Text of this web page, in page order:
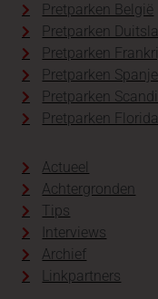
Pretparken België
Pretparken
Pretparken
Pretparken
Pretparken
Pretparken Florida
Actueel
Achtergronden
Tips
Interviews
Archief
Linkpartners